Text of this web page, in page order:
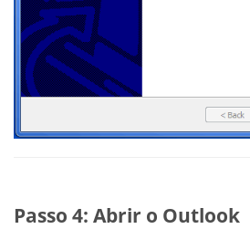
Passo 4: Abrir o Outlook